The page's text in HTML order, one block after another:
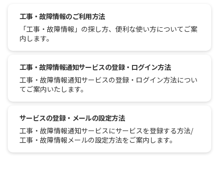
工事・故障情報のご利用方法
「工事・故障情報」の探し方、便利な使い方についてご案
内します。
工事・故障情報通知サービスの登録・ログイン方法
工事・故障情報通知サービスの登録・ログイン方法につい
てご案内いたします。
サービスの登録・メールの設定方法
工事・故障情報通知サービスにサービスを登録する方法/
工事・故障情報メールの設定方法をご案内します。